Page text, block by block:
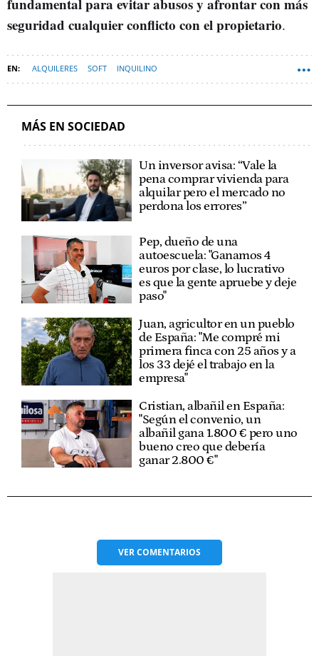
fundamental para evitar abusos y afrontar con más
seguridad cualquier conflicto con el propietario.
ALQUILERES SOFT INQUILINO
MÁS EN SOCIEDAD
Un inversor avisa: “Vale la
pena comprar vivienda para
alquilar pero el mercado no
perdona los errores”
Pep, dueño de una
autoescuela: "Ganamos 4
euros por clase, lo lucrativo
es que la gente apruebe y deje
paso"
Juan, agricultor en un pueblo
de España: "Me compré mi
primera finca con 25 años y a
los 33 dejé el trabajo en la
empresa"
Cristian, albañil en España:
"Según el convenio, un
albañil gana 1.800 € pero uno
bueno creo que debería
ganar 2.800 €"
VERCOMENTARIOS